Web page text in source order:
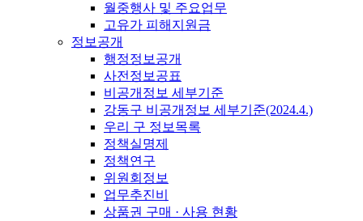
월중행사 및 주요업무
고유가 피해지원금
정보공개
행정정보공개
사전정보공표
비공개정보 세부기준
강동구 비공개정보 세부기준(2024.4.)
우리 구 정보목록
정책실명제
정책연구
위원회정보
업무추진비
상품권 구매 · 사용 현황